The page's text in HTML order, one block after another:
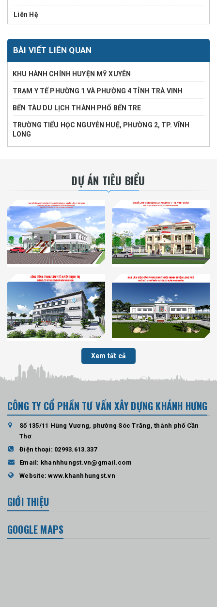
Liên Hệ
BÀI VIẾT LIÊN QUAN
KHU HÀNH CHÍNH HUYỆN MỸ XUYÊN
TRẠM Y TẾ PHƯỜNG 1 VÀ PHƯỜNG 4 TỈNH TRÀ VINH
BẾN TÀU DU LỊCH THÀNH PHỐ BẾN TRE
TRƯỜNG TIỂU HỌC NGUYỄN HUỆ, PHƯỜNG 2, TP. VĨNH
LONG
DỰ ÁN TIÊU BIỂU
Xem tất cả
CÔNG TY CỔ PHẦN TƯ VẤN XÂY DỰNG KHÁNH HƯNG
Số 135/11 Hùng Vương, phường Sóc Trăng, thành phố Cần
Thơ
Điện thoại: 02993.613.337
Email: khanhhungst.vn@gmail.com
Website:www.khanhhungst.vn
GIỚI THIỆU
GOOGLE MAPS